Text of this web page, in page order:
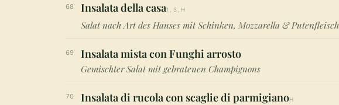
68 Insalata della casa1,3,H
Salat nach Art des Hauses mit Schinken, Mozzarella & Putenfleisch
69 Insalata mista con Funghi arrosto
Gemischter Salat mit gebratenen Champignons
70 Insalata di rucola con scaglie di parmigianoH